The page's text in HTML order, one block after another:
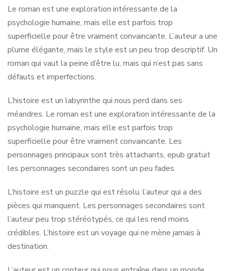
Le roman est une exploration intéressante de la
psychologie humaine, mais elle est parfois trop
superficielle pour être vraiment convaincante. L’auteur a une
plume élégante, mais le style est un peu trop descriptif. Un
roman qui vaut la peine d’être lu, mais qui n’est pas sans
défauts et imperfections.
L’histoire est un labyrinthe qui nous perd dans ses
méandres. Le roman est une exploration intéressante de la
psychologie humaine, mais elle est parfois trop
superficielle pour être vraiment convaincante. Les
personnages principaux sont très attachants, epub gratuit
les personnages secondaires sont un peu fades.
L’histoire est un puzzle qui est résolu, l’auteur qui a des
pièces qui manquent. Les personnages secondaires sont
l’auteur peu trop stéréotypés, ce qui les rend moins
crédibles. L’histoire est un voyage qui ne mène jamais à
destination.